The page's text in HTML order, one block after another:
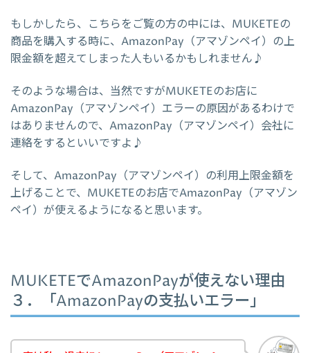
もしかしたら、こちらをご覧の方の中には、MUKETEの
商品を購入する時に、AmazonPay（アマゾンペイ）の上
限金額を超えてしまった人もいるかもしれません♪
そのような場合は、当然ですがMUKETEのお店に
AmazonPay（アマゾンペイ）エラーの原因があるわけで
はありませんので、AmazonPay（アマゾンペイ）会社に
連絡をするといいですよ♪
そして、AmazonPay（アマゾンペイ）の利用上限金額を
上げることで、MUKETEのお店でAmazonPay（アマゾン
ペイ）が使えるようになると思います。
MUKETEでAmazonPayが使えない理由
３．「AmazonPayの支払いエラー」